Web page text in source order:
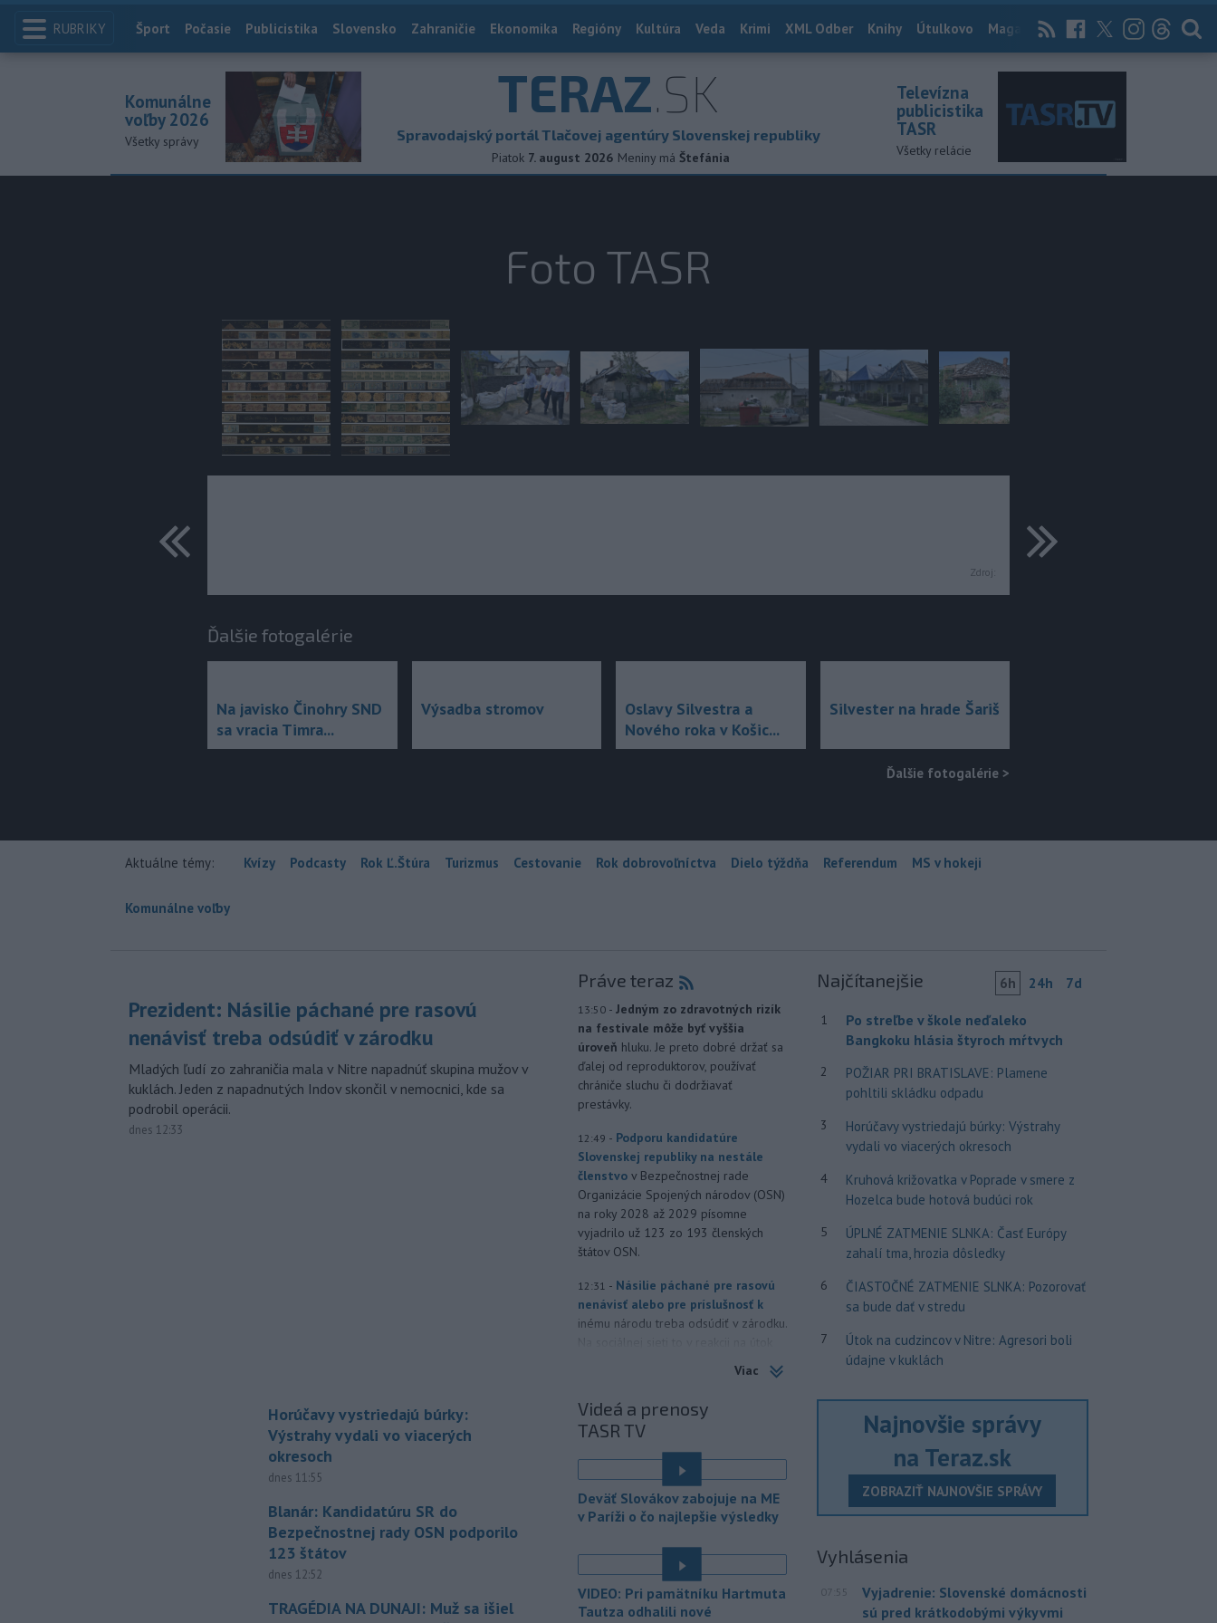
RUBRIKY Index
Šport Počasie Publicistika Slovensko Zahraničie Ekonomika Regióny Kultúra Veda Krimi XML Odber Knihy Útulkovo Magazín News Now Archív
TERAZ.SK
Spravodajský portál Tlačovej agentúry Slovenskej republiky
Piatok 7. august 2026 Meniny má Štefánia
Komunálne
voľby 2026
Všetky správy
Televízna
publicistika
TASR
Všetky relácie
Foto TASR
Zdroj:
predchádzajúce ďalšie
Ďalšie fotogalérie
Na javisko Činohry SND
sa vracia Timra...
Výsadba stromov
Oslavy Silvestra a
Nového roka v Košic...
Silvester na hrade Šariš
Ďalšie fotogalérie >
Aktuálne témy: Kvízy Podcasty Rok Ľ.Štúra Turizmus Cestovanie Rok dobrovoľníctva Dielo týždňa Referendum MS v hokeji
Komunálne voľby
Prezident: Násilie páchané pre rasovú
nenávisť treba odsúdiť v zárodku
Mladých ľudí zo zahraničia mala v Nitre napadnúť skupina mužov v
kuklách. Jeden z napadnutých Indov skončil v nemocnici, kde sa
podrobil operácii.
dnes 12:33
Horúčavy vystriedajú búrky:
Výstrahy vydali vo viacerých
okresoch
dnes 11:55
Blanár: Kandidatúru SR do
Bezpečnostnej rady OSN podporilo
123 štátov
dnes 12:52
TRAGÉDIA NA DUNAJI: Muž sa išiel
Práve teraz
13:50 - Jedným zo zdravotných rizík
na festivale môže byť vyššia
úroveň hluku. Je preto dobré držať sa
ďalej od reproduktorov, používať
chrániče sluchu či dodržiavať
prestávky.
12:49 - Podporu kandidatúre
Slovenskej republiky na nestále
členstvo v Bezpečnostnej rade
Organizácie Spojených národov (OSN)
na roky 2028 až 2029 písomne
vyjadrilo už 123 zo 193 členských
štátov OSN.
12:31 - Násilie páchané pre rasovú
nenávisť alebo pre príslušnosť k
inému národu treba odsúdiť v zárodku.
12:26 - Maďarské Národné
zhromaždenie môže v utorok 11.
rozhodnúť o novom
generálnom prokurátorovi, ak
parlament schváli skrátenie jeho
šesťmesačnej výpovednej lehoty.
vyvolali v hornatých oblastiach
západnéhoRakúska povodne a
zosuvy pôdy.
Viac
Videá a prenosy
TASR TV
Deväť Slovákov zabojuje na ME
v Paríži o čo najlepšie výsledky
VIDEO: Pri pamätníku Hartmuta
Tautza odhalili nové
Najčítanejšie 6h 24h 7d
1
Po streľbe v škole neďaleko
Bangkoku hlásia štyroch mŕtvych
2
POŽIAR PRI BRATISLAVE: Plamene
pohltili skládku odpadu
3
Horúčavy vystriedajú búrky: Výstrahy
vydali vo viacerých okresoch
4
Kruhová križovatka v Poprade v smere z
Hozelca bude hotová budúci rok
5
ÚPLNÉ ZATMENIE SLNKA: Časť Európy
zahalí tma, hrozia dôsledky
6
ČIASTOČNÉ ZATMENIE SLNKA: Pozorovať
sa bude dať v stredu
7
Útok na cudzincov v Nitre: Agresori boli
údajne v kuklách
Najnovšie správy
na Teraz.sk
ZOBRAZIŤ NAJNOVŠIE SPRÁVY
Vyhlásenia
07:55
Vyjadrenie: Slovenské domácnosti
sú pred krátkodobými výkyvmi